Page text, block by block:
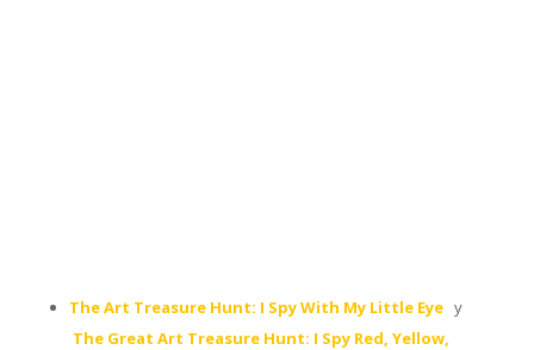
The Art Treasure Hunt: I Spy With My Little Eyey
The Great Art Treasure Hunt: I Spy Red, Yellow,